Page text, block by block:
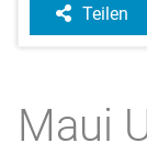
Teilen
Maui